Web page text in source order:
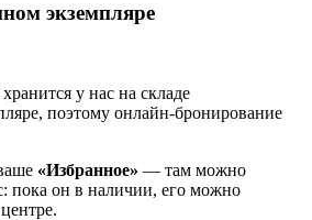
экземпляре
у нас на складе
поэтому онлайн-бронирование
«Избранное» — там можно
пока он в наличии, его можно